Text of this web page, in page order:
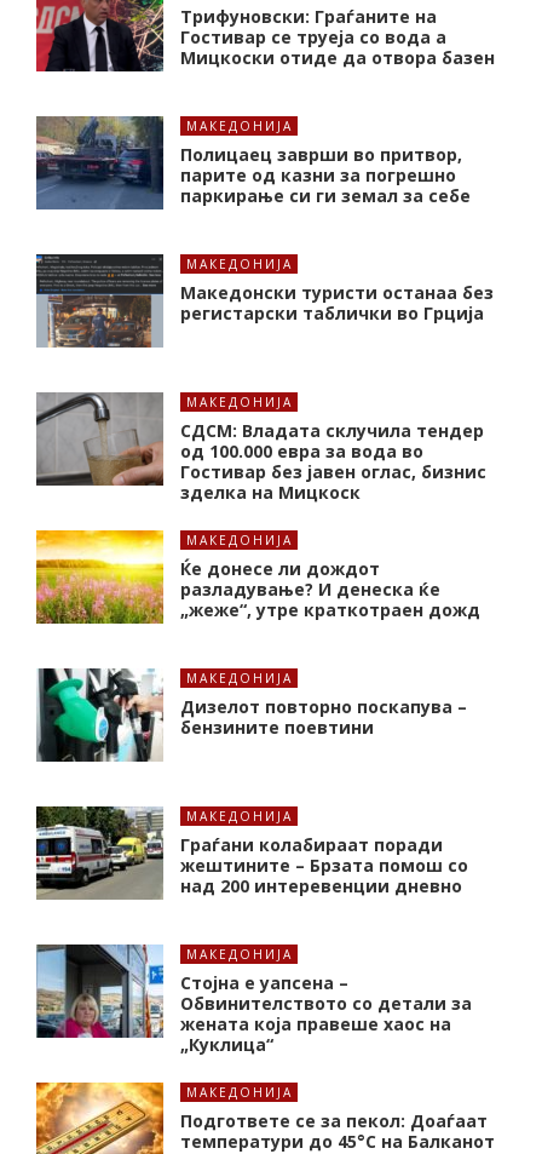
Трифуновски: Граѓаните на
Гостивар се труеја со вода а
Мицкоски отиде да отвора базен
МАКЕДОНИЈА
Полицаец заврши во притвор,
парите од казни за погрешно
паркирање си ги земал за себе
МАКЕДОНИЈА
Македонски туристи останаа без
регистарски таблички во Грција
МАКЕДОНИЈА
СДСМ: Владата склучила тендер
од 100.000 евра за вода во
Гостивар без јавен оглас, бизнис
зделка на Мицкоск
МАКЕДОНИЈА
Ќе донесе ли дождот
разладување? И денеска ќе
„жеже“, утре краткотраен дожд
МАКЕДОНИЈА
Дизелот повторно поскапува –
бензините поевтини
МАКЕДОНИЈА
Граѓани колабираат поради
жештините – Брзата помош со
над 200 интеревенции дневно
МАКЕДОНИЈА
Стојна е уапсена –
Обвинителството со детали за
жената која правеше хаос на
„Куклица“
МАКЕДОНИЈА
Подгответе се за пекол: Доаѓаат
температури до 45°C на Балканот